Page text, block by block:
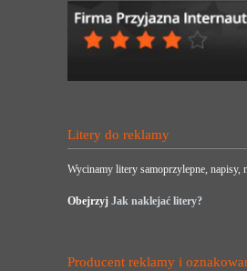
Litery do reklamy
Wycinamy litery samoprzylepne, napisy,
Obejrzyj Jak naklejać litery?
Producent reklamy i